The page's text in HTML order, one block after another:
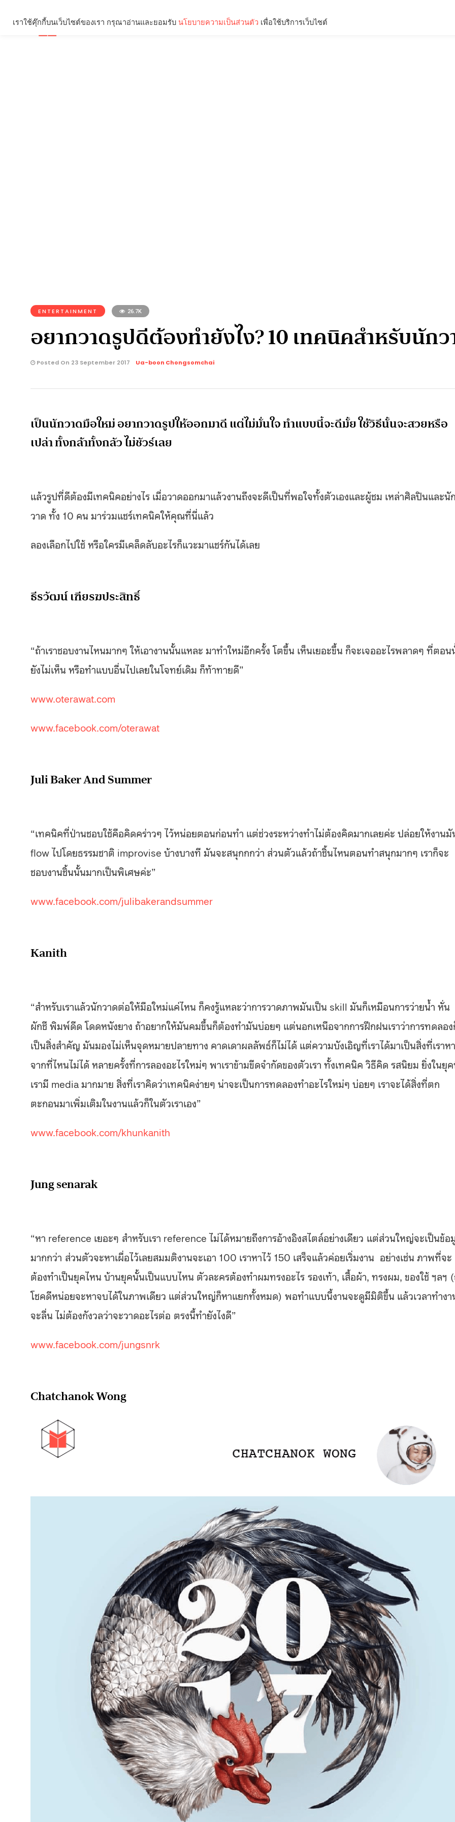
ENTERTAINMENT 26.7K
อยากวาดรูปดีต้องทำยังไง? 10 เทคนิคสำหรับนัก
Posted On 23 September 2017 Ua-boon Chongsomchai
เป็นนักวาดมือใหม่ อยากวาดรูปให้ออกมาดี แต่ไม่มั่นใจ ทำแบบนี้จะดีมั้ย ใช้วิธีนั้นจะสวยหรือ
เปล่า ทั้งกล้าทั้งกลัว ไม่ชัวร์เลย
แล้วรูปที่ดีต้องมีเทคนิคอย่างไร เมื่อวาดออกมาแล้วงานถึงจะดีเป็นที่พอใจทั้งตัวเองและผู้ชม เหล่าศิลปินและนัก
วาด ทั้ง 10 คน มาร่วมแชร์เทคนิคให้คุณที่นี่แล้ว
ลองเลือกไปใช้ หรือใครมีเคล็ดลับอะไรก็แวะมาแชร์กันได้เลย
ธีรวัฒน์ เฑียรฆประสิทธิ์
“ถ้าเราชอบงานไหนมากๆ ให้เอางานนั้นแหละ มาทำใหม่อีกครั้ง โตขึ้น เห็นเยอะขึ้น ก็จะเจออะไรพลาดๆ ที่ตอ
ยังไม่เห็น หรือทำแบบอื่นไปเลยในโจทย์เดิม ก็ท้าทายดี”
www.oterawat.com
www.facebook.com/oterawat
Juli Baker And Summer
“เทคนิคที่ป่านชอบใช้คือคิดคร่าวๆ ไว้หน่อยตอนก่อนทำ แต่ช่วงระหว่างทำไม่ต้องคิดมากเลยค่ะ ปล่อยให้งานมั
flow ไปโดยธรรมชาติ improvise บ้างบางที มันจะสนุกกกว่า ส่วนตัวแล้วถ้าชิ้นไหนตอนทำสนุกมากๆ เราก็จะ
ชอบงานชิ้นนั้นมากเป็นพิเศษค่ะ”
www.facebook.com/julibakerandsummer
Kanith
“สำหรับเราแล้วนักวาดต่อให้มือใหม่แค่ไหน ก็คงรู้แหละว่าการวาดภาพมันเป็น skill มันก็เหมือนการว่ายน้ำ หั่น
ผักชี พิมพ์ดีด โดดหนังยาง ถ้าอยากให้มันคมขึ้นก็ต้องทำมันบ่อยๆ แต่นอกเหนือจากการฝึกฝนเราว่าการทดลอ
เป็นสิ่งสำคัญ มันมองไม่เห็นจุดหมายปลายทาง คาดเดาผลลัพธ์ก็ไม่ได้ แต่ความบังเอิญที่เราได้มาเป็นสิ่งที่เราหา
จากที่ไหนไม่ได้ หลายครั้งที่การลองอะไรใหม่ๆ พาเราข้ามขีดจำกัดของตัวเรา ทั้งเทคนิค วิธีคิด รสนิยม ยิ่งในยุ
เรามี media มากมาย สิ่งที่เราคิดว่าเทคนิคง่ายๆ น่าจะเป็นการทดลองทำอะไรใหม่ๆ บ่อยๆ เราจะได้สิ่งที่ตก
ตะกอนมาเพิ่มเติมในงานแล้วก็ในตัวเราเอง”
www.facebook.com/khunkanith
Jung senarak
“หา reference เยอะๆ สำหรับเรา reference ไม่ได้หมายถึงการอ้างอิงสไตล์อย่างเดียว แต่ส่วนใหญ่จะเป็นข้อ
มากกว่า ส่วนตัวจะหาเผื่อไว้เลยสมมติงานจะเอา 100 เราหาไว้ 150 เสร็จแล้วค่อยเริ่มงาน อย่างเช่น ภาพที่จะ
ต้องทำเป็นยุคไหน บ้านยุคนั้นเป็นแบบไหน ตัวละครต้องทำผมทรงอะไร รองเท้า, เสื้อผ้า, ทรงผม, ของใช้ ฯลฯ
โชคดีหน่อยจะหาจบได้ในภาพเดียว แต่ส่วนใหญ่ก็หาแยกทั้งหมด) พอทำแบบนี้งานจะดูมีมิติขึ้น แล้วเวลาทำงา
จะลื่น ไม่ต้องกังวลว่าจะวาดอะไรต่อ ตรงนี้ทำยังไงดี”
www.facebook.com/jungsnrk
Chatchanok Wong
เราใช้คุ๊กกี้บนเว็บไซต์ของเรา กรุณาอ่านและยอมรับ นโยบายความเป็นส่วนตัว เพื่อใช้บริการเว็บไซต์